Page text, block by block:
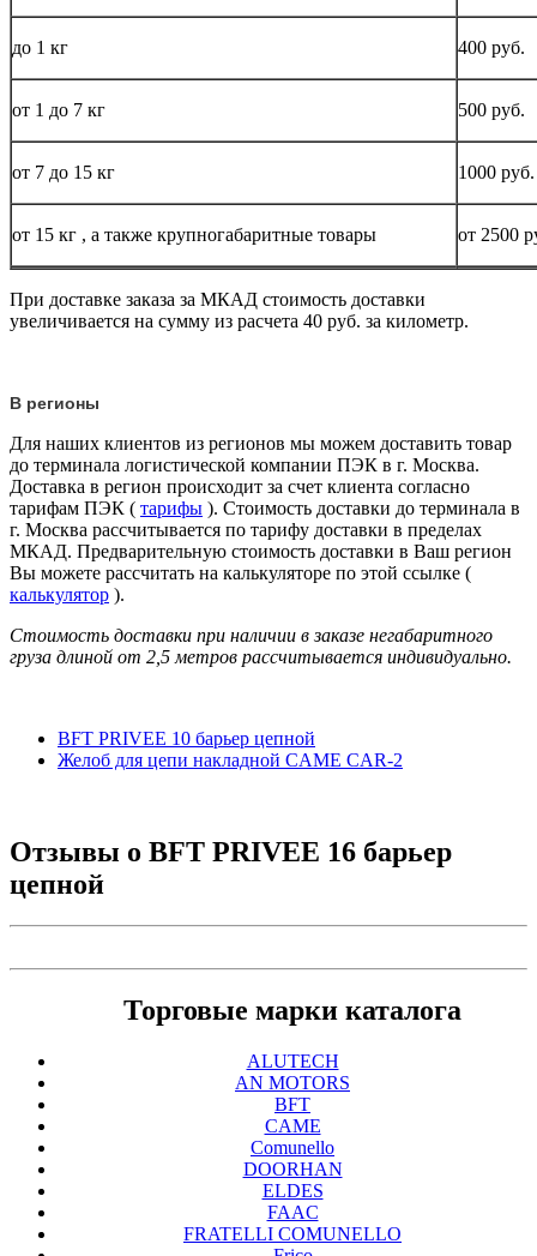
до 1 кг 400 руб.
от 1 до 7 кг 500 руб.
от 7 до 15 кг 1000 руб.
от 15 кг , а также крупногабаритные товары от 2500
При доставке заказа за МКАД стоимость доставки
увеличивается на сумму из расчета 40 руб. за километр.
В регионы
Для наших клиентов из регионов мы можем доставить товар
до терминала логистической компании ПЭК в г. Москва.
Доставка в регион происходит за счет клиента согласно
тарифам ПЭК ( тарифы ). Стоимость доставки до терминала в
г. Москва рассчитывается по тарифу доставки в пределах
МКАД. Предварительную стоимость доставки в Ваш регион
Вы можете рассчитать на калькуляторе по этой ссылке (
калькулятор ).
Стоимость доставки при наличии в заказе негабаритного
груза длиной от 2,5 метров рассчитывается индивидуально.
BFT PRIVEE 10 барьер цепной
Желоб для цепи накладной CAME CAR-2
Отзывы о BFT PRIVEE 16 барьер
цепной
Торговые марки каталога
ALUTECH
AN MOTORS
BFT
CAME
Comunello
DOORHAN
ELDES
FAAC
FRATELLI COMUNELLO